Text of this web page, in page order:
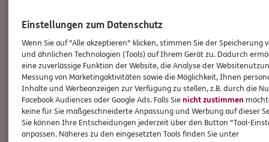
Lukas Hillen
Einstellungen zum Datenschutz
Wenn Sie auf "Alle akzeptieren" klicken, stimmen Sie der Speicherung
und ähnlichen Technologien (Tools) auf Ihrem Gerät zu. Dadurch
eine zuverlässige Funktion der Website, die Analyse der
Messung von Marketingaktivitäten sowie die Möglichkeit, Ihnen
Inhalte und Werbeanzeigen zur Verfügung zu stellen, z.B. durch die
Facebook Audiences oder Google Ads. Falls Sienicht zustimmen
keine für Sie maßgeschneiderte Anpassung und Werbung auf dieser
Sie können Ihre Entscheidungen jederzeit über den Button "Tool-
anpassen. Näheres zu den eingesetzten Tools finden Sie unter